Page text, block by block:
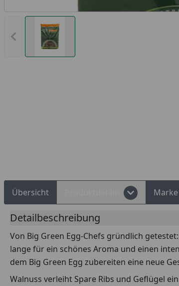
Vorheriges Bild anzeigen
Übersicht Marke
Detailbeschreibung
Von Big Green Egg-Chefs gründlich
lange für ein schönes Aroma und einen
dem Big Green Egg zubereiten eine neue
Walnuss verleiht Spare Ribs und Geflügel